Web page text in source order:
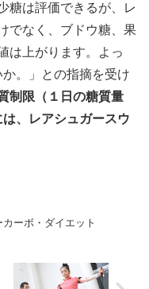
糖は評価できるが、レ
でなく、ブドウ糖、果
は上がります。よっ
。」との指摘を受け
制限（１日の糖質量
、レアシュガースウ
ーボ・ダイエット